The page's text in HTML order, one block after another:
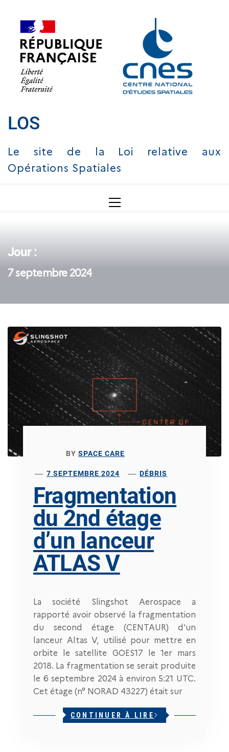
content
LOS
Le site de la Loi relative aux
Opérations Spatiales
Menu
Jour :
7 septembre 2024
BY SPACE CARE
7 SEPTEMBRE 2024 DÉBRIS
Fragmentation
du 2nd étage
d’un lanceur
ATLAS V
La société Slingshot Aerospace a
rapporté avoir observé la fragmentation
du second étage (CENTAUR) d’un
lanceur Altas V, utilisé pour mettre en
orbite le satellite GOES17 le 1er mars
2018. La fragmentation se serait produite
le 6 septembre 2024 à environ 5:21 UTC.
Cet étage (n° NORAD 43227) était sur
CONTINUER À LIRE